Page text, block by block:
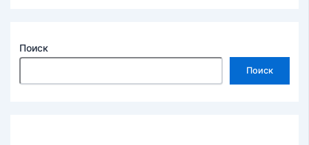
Поиск
Поиск